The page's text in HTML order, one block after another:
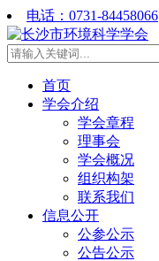
电话：0731-84458066
首页
学会介绍
学会章程
理事会
学会概况
组织构架
联系我们
信息公开
公参公示
公告公示